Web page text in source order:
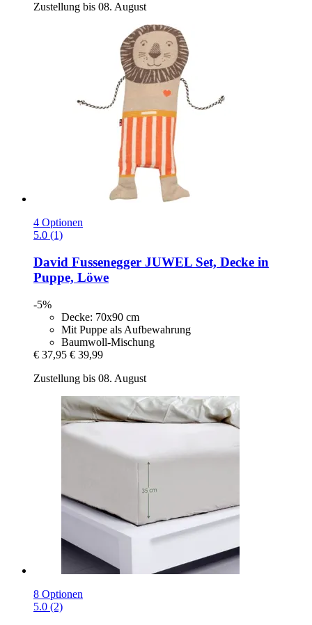
Zustellung bis 08. August
4 Optionen
5.0 (1)
David Fussenegger JUWEL Set, Decke in
Puppe, Löwe
-5%
Decke: 70x90 cm
Mit Puppe als Aufbewahrung
Baumwoll-Mischung
€ 37,95 € 39,99
Zustellung bis 08. August
8 Optionen
5.0 (2)